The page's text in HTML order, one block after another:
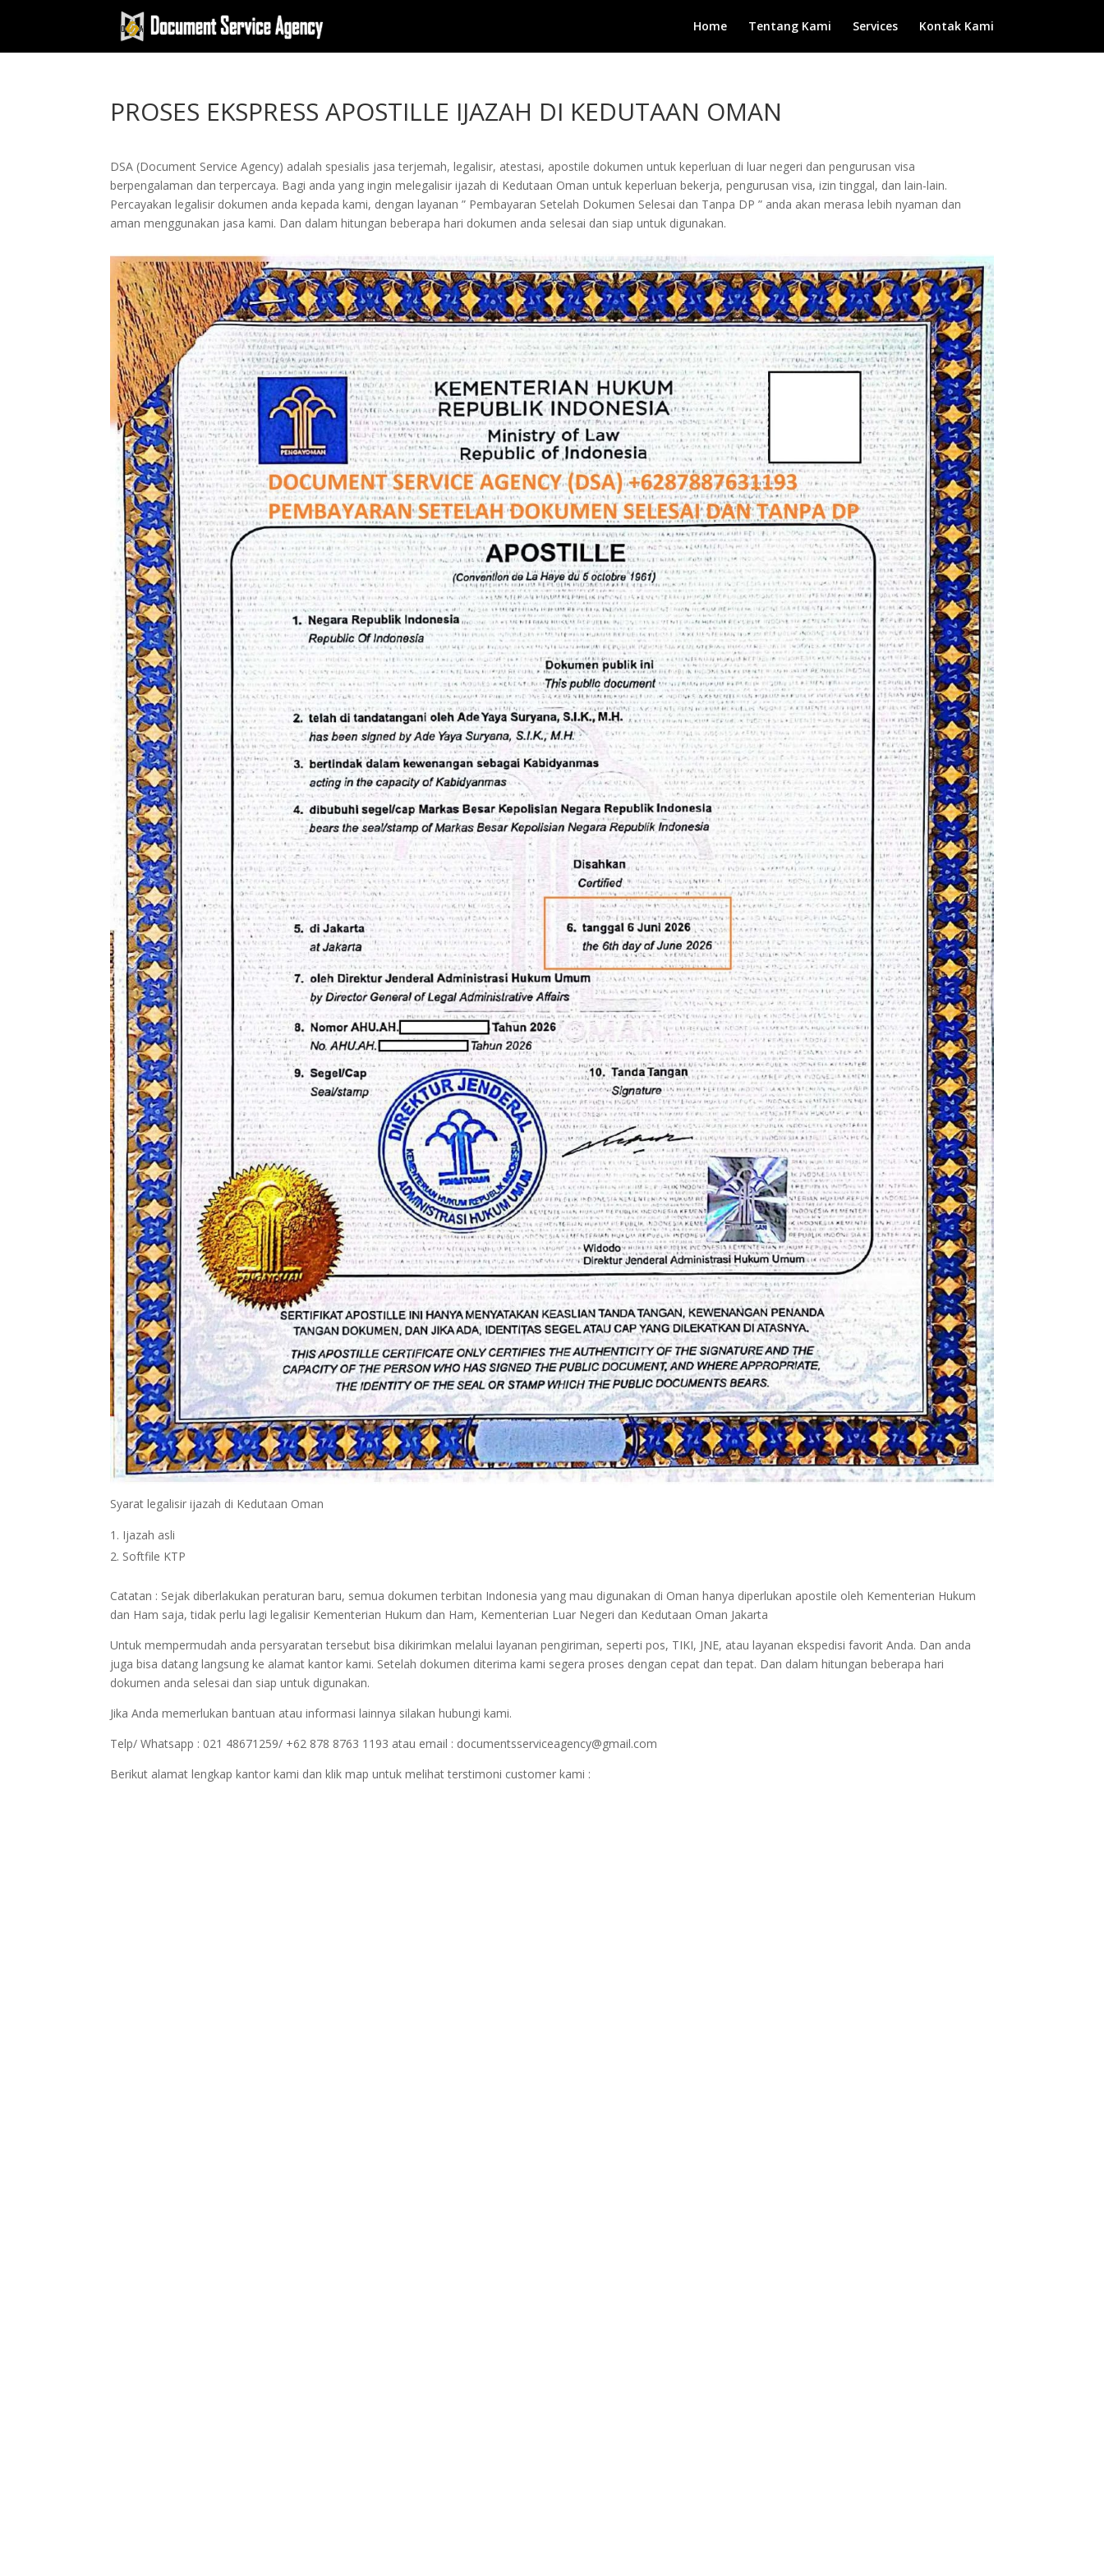
Home Tentang Kami Services Kontak Kami
PROSES EKSPRESS APOSTILLE IJAZAH DI KEDUTAAN OMAN
DSA (Document Service Agency) adalah spesialis jasa terjemah, legalisir, atestasi, apostile dokumen untuk keperluan di luar negeri dan pengurusan visa
berpengalaman dan terpercaya. Bagi anda yang ingin melegalisir ijazah di Kedutaan Oman untuk keperluan bekerja, pengurusan visa, izin tinggal, dan lain-lain.
Percayakan legalisir dokumen anda kepada kami, dengan layanan ” Pembayaran Setelah Dokumen Selesai dan Tanpa DP ” anda akan merasa lebih nyaman dan
aman menggunakan jasa kami. Dan dalam hitungan beberapa hari dokumen anda selesai dan siap untuk digunakan.
Syarat legalisir ijazah di Kedutaan Oman
Ijazah asli
Softfile KTP
Catatan : Sejak diberlakukan peraturan baru, semua dokumen terbitan Indonesia yang mau digunakan di Oman hanya diperlukan apostile oleh Kementerian Hukum
dan Ham saja, tidak perlu lagi legalisir Kementerian Hukum dan Ham, Kementerian Luar Negeri dan Kedutaan Oman Jakarta
Untuk mempermudah anda persyaratan tersebut bisa dikirimkan melalui layanan pengiriman, seperti pos, TIKI, JNE, atau layanan ekspedisi favorit Anda. Dan anda
juga bisa datang langsung ke alamat kantor kami. Setelah dokumen diterima kami segera proses dengan cepat dan tepat. Dan dalam hitungan beberapa hari
dokumen anda selesai dan siap untuk digunakan.
Jika Anda memerlukan bantuan atau informasi lainnya silakan hubungi kami.
Telp/ Whatsapp : 021 48671259/ +62 878 8763 1193 atau email : documentsserviceagency@gmail.com
Berikut alamat lengkap kantor kami dan klik map untuk melihat terstimoni customer kami :